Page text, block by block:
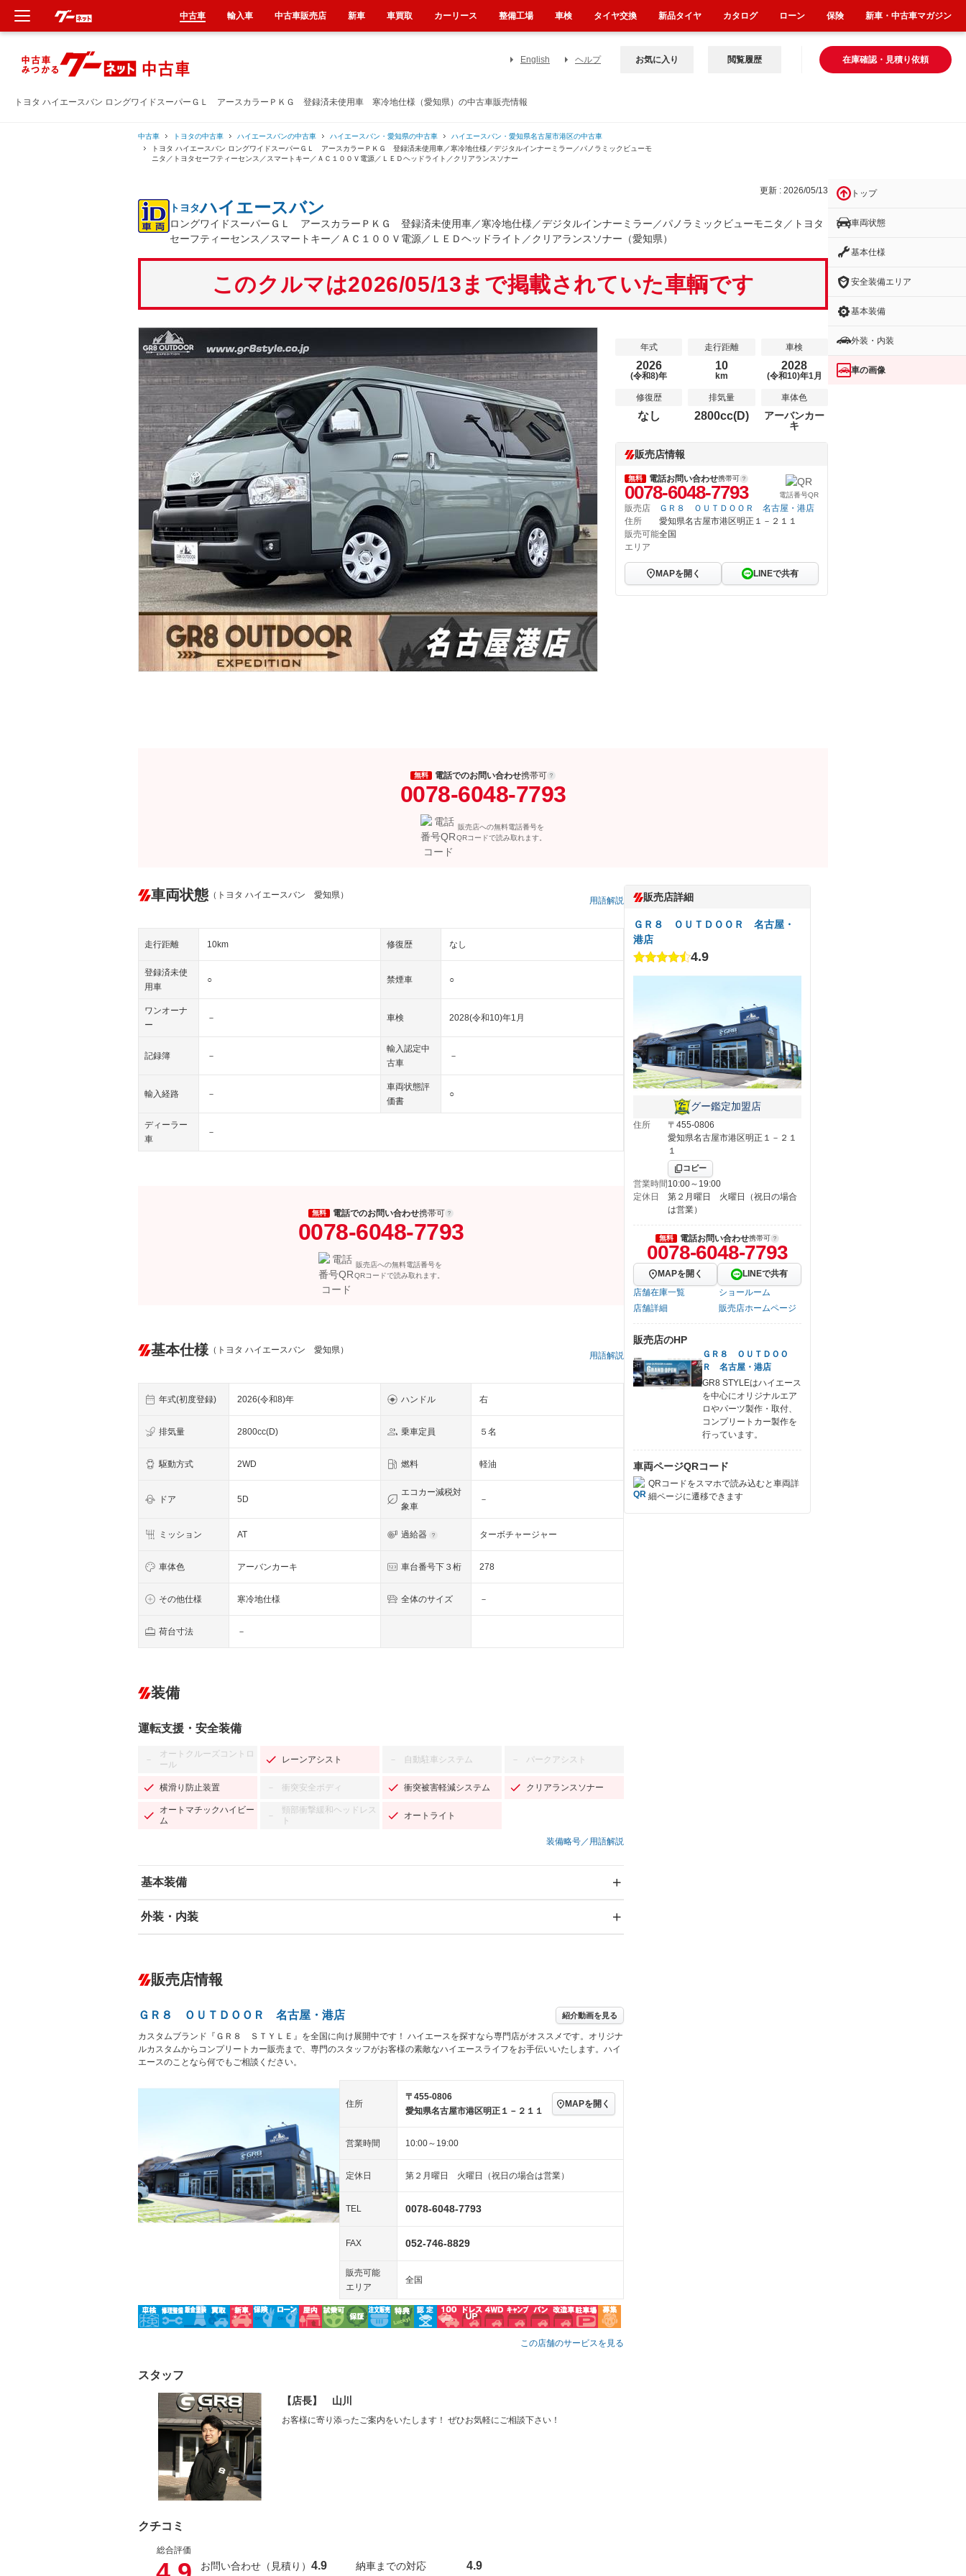
トヨタ ハイエースバン ロングワイドスーパーＧＬ アースカラーＰＫＧ 登録済未使用車 寒冷地仕様（愛知県）の中古車販売情報
English ヘルプ 在庫確認・見積り依頼
お気に入り 閲覧履歴
中古車 トヨタの中古車 ハイエースバンの中古車 ハイエースバン・愛知県の中古車
ハイエースバン・愛知県名古屋市港区の中古車
トヨタ ハイエースバン ロングワイドスーパーＧＬ アースカラーＰＫＧ 登録済未使用車／寒冷地仕様／デジタルインナーミラー／パノラミックビューモ
ニタ／トヨタセーフティーセンス／スマートキー／ＡＣ１００Ｖ電源／ＬＥＤヘッドライト／クリアランスソナー
更新 : 2026/05/13
トヨタハイエースバン
ロングワイドスーパーＧＬ アースカラーＰＫＧ 登録済未使用車／寒冷地仕様／デジタルインナーミラー／パノラミックビューモニタ／トヨタ
セーフティーセンス／スマートキー／ＡＣ１００Ｖ電源／ＬＥＤヘッドライト／クリアランスソナー（愛知県）
このクルマは2026/05/13まで掲載されていた車輌です
年式
2026
(令和8)年
走行距離
10
km
車検
2028
(令和10)年1月
修復歴
なし
排気量
2800cc(D)
車体色
アーバンカー
キ
販売店情報
無料 電話お問い合わせ携帯可
0078-6048-7793 電話番号QR
販売店
ＧＲ８ ＯＵＴＤＯＯＲ 名古屋・港店
住所
愛知県名古屋市港区明正１－２１１
販売可能
エリア
全国
MAPを開く LINEで共有
無料 電話でのお問い合わせ携帯可
0078-6048-7793
販売店への無料電話番号を
QRコードで読み取れます。
車両状態 （トヨタ ハイエースバン 愛知県）
用語解説
走行距離 10km 修復歴 なし
登録済未使
用車
○ 禁煙車 ○
ワンオーナ
ー
－ 車検 2028(令和10)年1月
記録簿 －
輸入認定中
古車
－
輸入経路 －
車両状態評
価書
○
ディーラー
車
－
無料 電話でのお問い合わせ携帯可
0078-6048-7793
販売店への無料電話番号を
QRコードで読み取れます。
基本仕様 （トヨタ ハイエースバン 愛知県）
用語解説
年式(初度登録) 2026(令和8)年 ハンドル 右
排気量 2800cc(D) 乗車定員 ５名
駆動方式 2WD 燃料 軽油
ドア 5D
エコカー減税対
象車
－
ミッション AT 過給器 ターボチャージャー
車体色 アーバンカーキ 車台番号下３桁 278
その他仕様 寒冷地仕様 全体のサイズ －
荷台寸法 －
装備
運転支援・安全装備
－
オートクルーズコントロ
ール
レーンアシスト － 自動駐車システム － パークアシスト
横滑り防止装置 － 衝突安全ボディ 衝突被害軽減システム クリアランスソナー
オートマチックハイビー
ム
－
頸部衝撃緩和ヘッドレス
ト
オートライト
装備略号／用語解説
基本装備
エアバッグ：運転席/助手席
－ ダウンヒルアシストコントロール
Bluetooth接続 100V電源 センターデフロック
－ レンタカーアップ － 展示・試乗車 電動格納ミラー
外装・内装
－ オーディオ
－
ー
革シート キーレス
LEDヘッドランプ － HID(キセノンライト) － ポータブルナビ バックカメラ
－ ETC － エアロ
－ ランフラットタイヤ － パワーシート
オットマン － 電動格納サードシート
－ ウォークスルー 後席モニター
－ フロントカメラ － シートエアコン
－ ルーフレール － エアサスペンション
販売店情報
ＧＲ８ ＯＵＴＤＯＯＲ 名古屋・港店 紹介動画を見る
カスタムブランド『ＧＲ８ ＳＴＹＬＥ』を全国に向け展開中です！ ハイエースを探すなら専門店がオススメです。オリジナ
ルカスタムからコンプリートカー販売まで、専門のスタッフがお客様の素敵なハイエースライフをお手伝いいたします。ハイ
エースのことなら何でもご相談ください。
住所
〒455-0806
愛知県名古屋市港区明正１－２１１
MAPを開く
営業時間 10:00～19:00
定休日 第２月曜日 火曜日（祝日の場合は営業）
TEL 0078-6048-7793
FAX 052-746-8829
販売可能
エリア
全国
この店舗のサービスを見る
スタッフ
【店長】 山川
お客様に寄り添ったご案内をいたします！ ぜひお気軽にご相談下さい！
クチコミ
総合評価
お問い合わせ（見積り） 4.9 納車までの対応 4.9
販売店詳細
ＧＲ８ ＯＵＴＤＯＯＲ 名古屋・
港店
4.9
グー鑑定加盟店
住所
〒455-0806
愛知県名古屋市港区明正１－２１
１
コピー
営業時間10:00～19:00
定休日
第２月曜日 火曜日（祝日の場合
は営業）
無料 電話お問い合わせ携帯可
0078-6048-7793
MAPを開く
LINEで共有
店舗在庫一覧
ショールーム
店舗詳細
販売店ホームページ
販売店のHP
ＧＲ８ ＯＵＴＤＯＯ
Ｒ 名古屋・港店
GR8 STYLEはハイエース
を中心にオリジナルエア
ロやパーツ製作・取付、
コンプリートカー製作を
行っています。
車両ページQRコード
QRコードをスマホで読み込むと車両詳
細ページに遷移できます
トップ
車両状態
基本仕様
安全装備エリア
基本装備
外装・内装
車の画像
中古車 輸入車 中古車販売店 新車 車買取 カーリース 整備工場 車検 タイヤ交換 新品タイヤ カタログ ローン 保険 新車・中古車マガジン
新車
中古車